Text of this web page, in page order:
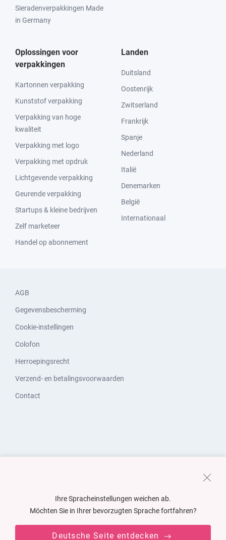
Sieradenverpakkingen Made
in Germany
Oplossingen voor
verpakkingen
Kartonnen verpakking
Kunststof verpakking
Verpakking van hoge
kwaliteit
Verpakking met logo
Verpakking met opdruk
Lichtgevende verpakking
Geurende verpakking
Startups & kleine bedrijven
Zelf marketeer
Handel op abonnement
Landen
Duitsland
Oostenrijk
Zwitserland
Frankrijk
Spanje
Nederland
Italië
Denemarken
België
Internationaal
AGB
Gegevensbescherming
Cookie-instellingen
Colofon
Herroepingsrecht
Verzend- en betalingsvoorwaarden
Contact
Ihre Spracheinstellungen weichen ab.
Möchten Sie in Ihrer bevorzugten Sprache fortfahren?
Deutsche Seite entdecken